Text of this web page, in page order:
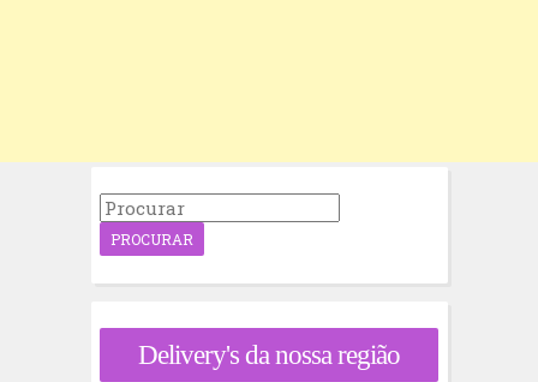
P
r
a
p
Delivery's da nossa região